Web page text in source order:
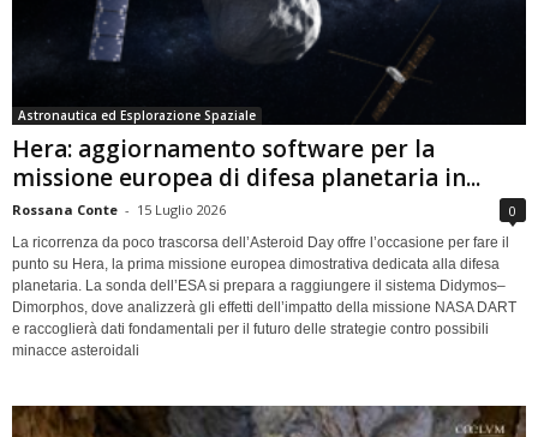
Astronautica ed Esplorazione Spaziale
Hera: aggiornamento software per la
missione europea di difesa planetaria in...
Rossana Conte - 15 Luglio 2026 0
La ricorrenza da poco trascorsa dell’Asteroid Day offre l’occasione per fare il
punto su Hera, la prima missione europea dimostrativa dedicata alla difesa
planetaria. La sonda dell’ESA si prepara a raggiungere il sistema Didymos–
Dimorphos, dove analizzerà gli effetti dell’impatto della missione NASA DART
e raccoglierà dati fondamentali per il futuro delle strategie contro possibili
minacce asteroidali